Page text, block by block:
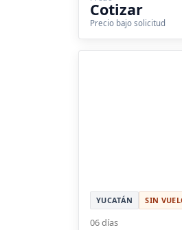
Cotizar
Precio bajo solicitud
YUCATÁN SIN
06 días